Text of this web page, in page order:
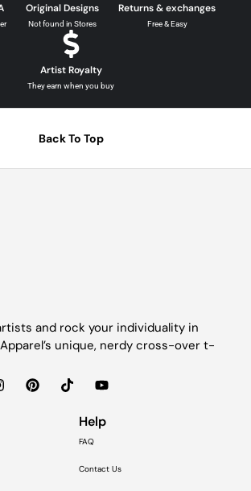
Original Designs
Not found in Stores
Returns & exchanges
Free & Easy
Artist Royalty
They earn when you buy
Back To Top
and rock your individuality in
unique, nerdy cross-over t-
Help
FAQ
Contact Us